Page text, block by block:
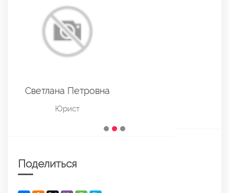
Михаил
Поделиться